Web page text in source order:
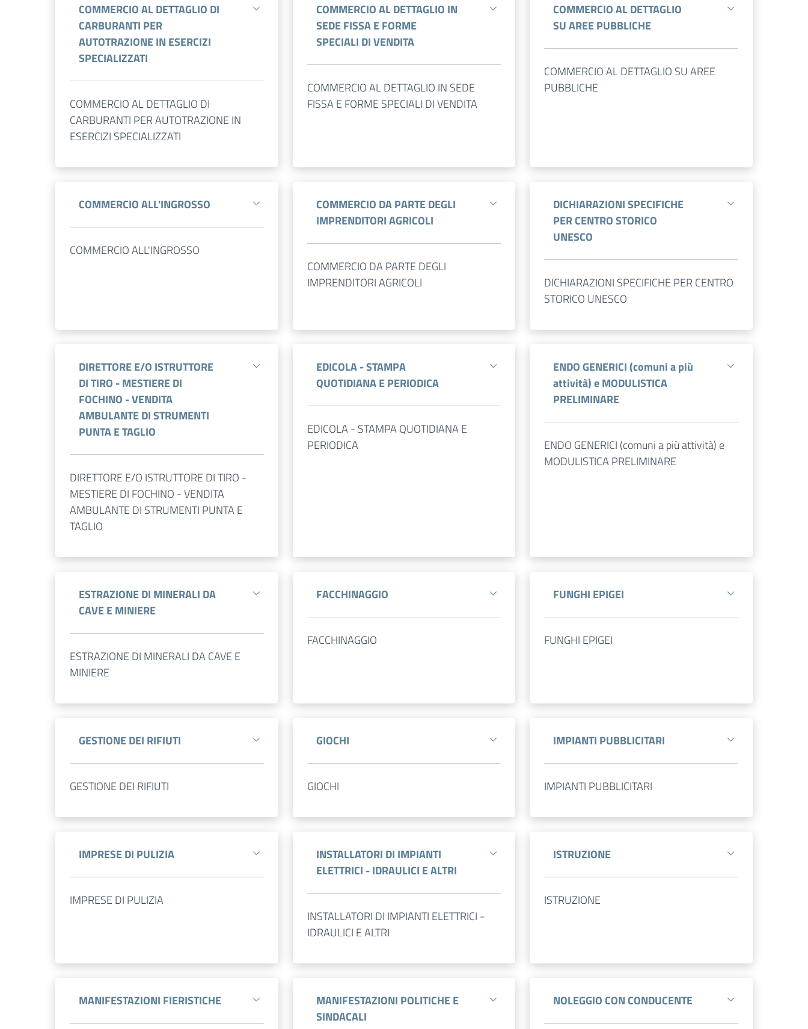
COMMERCIO AL DETTAGLIO DI
CARBURANTI PER
AUTOTRAZIONE IN ESERCIZI
SPECIALIZZATI
COMMERCIO AL DETTAGLIO DI
CARBURANTI PER AUTOTRAZIONE IN
ESERCIZI SPECIALIZZATI
COMMERCIO AL DETTAGLIO IN
SEDE FISSA E FORME
SPECIALI DI VENDITA
COMMERCIO AL DETTAGLIO IN SEDE
FISSA E FORME SPECIALI DI VENDITA
COMMERCIO AL DETTAGLIO
SU AREE PUBBLICHE
COMMERCIO AL DETTAGLIO SU AREE
PUBBLICHE
COMMERCIO ALL'INGROSSO
COMMERCIO ALL'INGROSSO
COMMERCIO DA PARTE DEGLI
IMPRENDITORI AGRICOLI
COMMERCIO DA PARTE DEGLI
IMPRENDITORI AGRICOLI
DICHIARAZIONI SPECIFICHE
PER CENTRO STORICO
UNESCO
DICHIARAZIONI SPECIFICHE PER CENTRO
STORICO UNESCO
DIRETTORE E/O ISTRUTTORE
DI TIRO - MESTIERE DI
FOCHINO - VENDITA
AMBULANTE DI STRUMENTI
PUNTA E TAGLIO
DIRETTORE E/O ISTRUTTORE DI TIRO -
MESTIERE DI FOCHINO - VENDITA
AMBULANTE DI STRUMENTI PUNTA E
TAGLIO
EDICOLA - STAMPA
QUOTIDIANA E PERIODICA
EDICOLA - STAMPA QUOTIDIANA E
PERIODICA
ENDO GENERICI (comuni a più
attività) e MODULISTICA
PRELIMINARE
ENDO GENERICI (comuni a più attività) e
MODULISTICA PRELIMINARE
ESTRAZIONE DI MINERALI DA
CAVE E MINIERE
ESTRAZIONE DI MINERALI DA CAVE E
MINIERE
FACCHINAGGIO
FACCHINAGGIO
FUNGHI EPIGEI
FUNGHI EPIGEI
GESTIONE DEI RIFIUTI
GESTIONE DEI RIFIUTI
GIOCHI
GIOCHI
IMPIANTI PUBBLICITARI
IMPIANTI PUBBLICITARI
IMPRESE DI PULIZIA
IMPRESE DI PULIZIA
INSTALLATORI DI IMPIANTI
ELETTRICI - IDRAULICI E ALTRI
INSTALLATORI DI IMPIANTI ELETTRICI -
IDRAULICI E ALTRI
ISTRUZIONE
ISTRUZIONE
MANIFESTAZIONI FIERISTICHE
MANIFESTAZIONI POLITICHE E
SINDACALI
NOLEGGIO CON CONDUCENTE